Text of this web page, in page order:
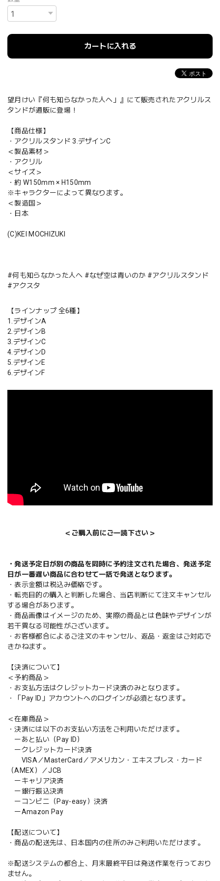
カートに入れる
望月けい『何も知らなかった人へ」』にて販売されたアクリルス
タンドが通販に登場！
【商品仕様】
・アクリルスタンド 3.デザインC
＜製品素材＞
・アクリル
＜サイズ＞
・約 W150mm × H150mm
※キャラクターによって異なります。
＜製造国＞
・日本
(C)KEI MOCHIZUKI
#何も知らなかった人へ #なぜ空は青いのか #アクリルスタンド
#アクスタ
【ラインナップ 全6種】
1.デザインA
2.デザインB
3.デザインC
4.デザインD
5.デザインE
6.デザインF
＜ご購入前にご一読下さい＞
・発送予定日が別の商品を同時に予約注文された場合、発送予定
日が一番遅い商品に合わせて一括で発送となります。
・表示金額は税込み価格です。
・転売目的の購入と判断した場合、当店判断にて注文キャンセル
する場合があります。
・商品画像はイメージのため、実際の商品とは色味やデザインが
若干異なる可能性がございます。
・お客様都合によるご注文のキャンセル、返品・返金はご対応で
きかねます。
【決済について】
＜予約商品＞
・お支払方法はクレジットカード決済のみとなります。
・「Pay ID」アカウントへのログインが必須となります。
＜在庫商品＞
・決済には以下のお支払い方法をご利用いただけます。
ーあと払い（Pay ID）
ークレジットカード決済
VISA／MasterCard／アメリカン・エキスプレス・カード
（AMEX）／JCB
ーキャリア決済
ー銀行振込決済
ーコンビニ（Pay-easy）決済
ーAmazon Pay
【配送について】
・商品の配送先は、日本国内の住所のみご利用いただけます。
※配送システムの都合上、月末最終平日は発送作業を行っており
ません。